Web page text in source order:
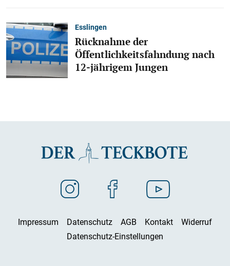
Esslingen
Rücknahme der
Öffentlichkeitsfahndung nach
12-jährigem Jungen
Impressum Datenschutz AGB Kontakt
Widerruf
Datenschutz-Einstellungen